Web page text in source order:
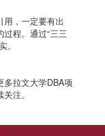
用，一定要有出
程。通过“三三
。
多拉文大学DBA项
注。